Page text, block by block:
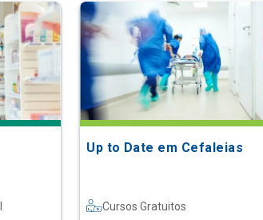
Up to Date em Cefaleias
Cursos Gratuitos